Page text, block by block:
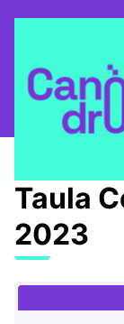
📅 Trobades /
Taula
2023